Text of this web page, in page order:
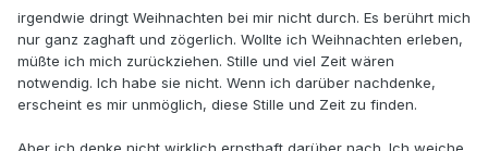
irgendwie dringt Weihnachten bei mir nicht durch. Es berührt mich
nur ganz zaghaft und zögerlich. Wollte ich Weihnachten erleben,
müßte ich mich zurückziehen. Stille und viel Zeit wären
notwendig. Ich habe sie nicht. Wenn ich darüber nachdenke,
erscheint es mir unmöglich, diese Stille und Zeit zu finden.